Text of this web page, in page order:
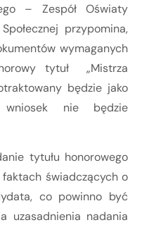
– Zespół Oświaty
przypomina,
wymaganych
tytuł „Mistrza
będzie jako
nie będzie
tytułu honorowego
świadczących o
co powinno być
uzasadnienia nadania